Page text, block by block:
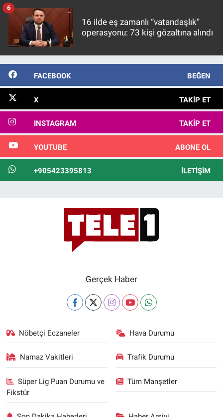
16 ilde eş zamanlı “vatandaşlık”
operasyonu: 73 kişi gözaltına alındı
6
FACEBOOK BEĞEN
X TAKIP ET
INSTAGRAM TAKIP ET
YOUTUBE ABONE OL
+905423395813 İLETIŞIM
Gerçek Haber
Nöbetçi Eczaneler Hava Durumu
Namaz Vakitleri Trafik Durumu
Süper Lig Puan Durumu ve
Fikstür
Tüm Manşetler